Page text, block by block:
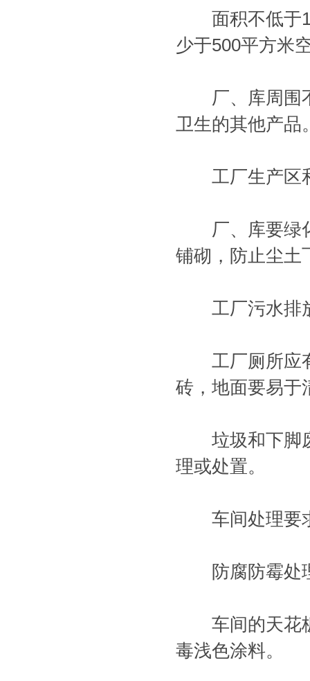
面积不低于
少于500平方米
厂、库周围不
卫生的其他产品
工厂生产区和
厂、库要绿化
铺砌，防止尘土
工厂污水排放
工厂厕所应有
砖，地面要易于
垃圾和下脚废
理或处置。
车间处理要
防腐防霉处理
车间的天花板
毒浅色涂料。